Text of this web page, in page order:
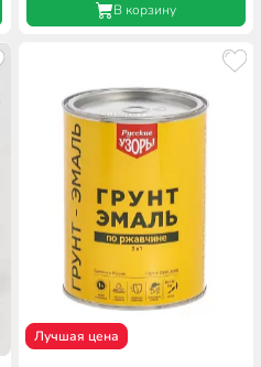
В корзину
Лучшая цена